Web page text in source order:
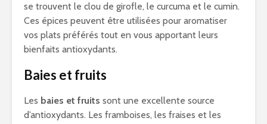
se trouvent le clou de girofle, le curcuma et le cumin.
Ces épices peuvent être utilisées pour aromatiser
vos plats préférés tout en vous apportant leurs
bienfaits antioxydants.
Baies et fruits
Les baies et fruits sont une excellente source
d’antioxydants. Les framboises, les fraises et les